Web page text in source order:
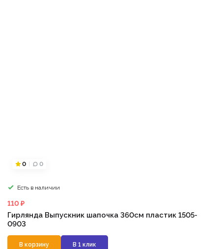
0 0
Есть в наличии
110 ₽
Гирлянда Выпускник шапочка 360см пластик 1505-
0903
В корзину В 1 клик